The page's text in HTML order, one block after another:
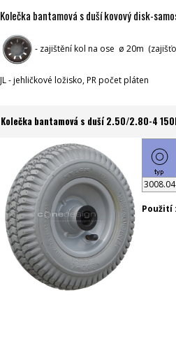
Kolečka bantamová s duší kovový disk-
- zajištění kol na ose ø 20m
JL - jehličkové ložisko, PR počet pláten
Kolečka bantamová s duší 2.50/2.80-4
3008.04
Použití :